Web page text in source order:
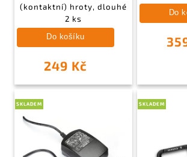
(kontaktní) hroty, dlouhé
2 ks
249 Kč
Do košíku
Do
SKLADEM SKLADEM